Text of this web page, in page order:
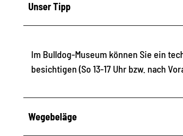
Unser Tipp
Im Bulldog-Museum können Sie ein
besichtigen (So 13-17 Uhr bzw. nach
Wegebeläge